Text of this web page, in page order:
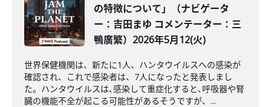
の特徴について」（ナビゲータ
ー：吉田まゆ コメンテーター：三
鴨廣繁）2026年5月12(火)
世界保健機関は、新たに1人、ハンタウイルスへの感染が
確認され、これで感染者は、7人になったと発表しまし
た。ハンタウイルスは､感染して重症化すると､呼吸器や腎
臓の機能不全が起こる可能性があるそうですが、...